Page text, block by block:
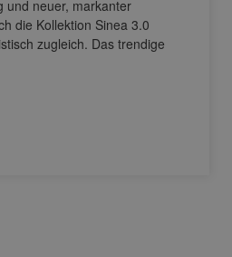
und neuer, markanter
die Kollektion Sinea 3.0
zugleich. Das trendige